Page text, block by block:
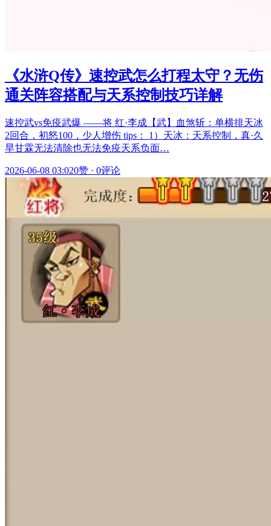
《水浒Q传》速控武怎么打程太守？无伤
通关阵容搭配与天系控制技巧详解
速控武vs免疫武爆 ——将 红·李成【武】血煞斩：单横排天冰
2回合，初怒100，少人增伤 tips： 1）天冰：天系控制，真·久
旱甘霖无法清除也无法免疫天系负面…
2026-06-08 03:020赞 · 0评论